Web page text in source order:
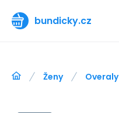
bundicky.cz
Ženy Overaly